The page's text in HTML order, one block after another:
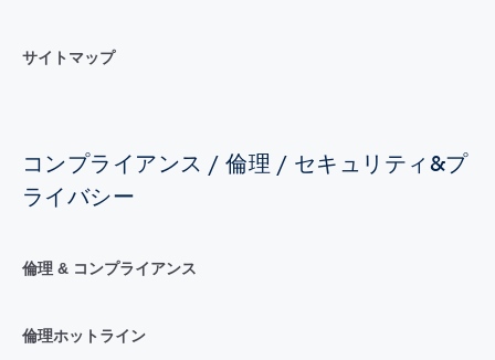
サイトマップ
コンプライアンス / 倫理 / セキュリティ&プ
ライバシー
倫理 & コンプライアンス
倫理ホットライン